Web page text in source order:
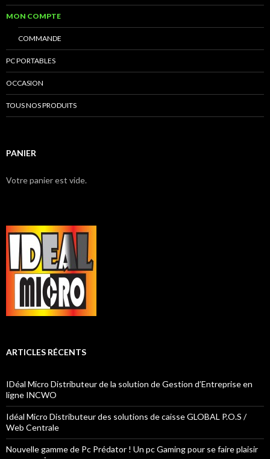
MON COMPTE
COMMANDE
PC PORTABLES
OCCASION
TOUS NOS PRODUITS
PANIER
Votre panier est vide.
ARTICLES RÉCENTS
IDéal Micro Distributeur de la solution de Gestion d’Entreprise en
ligne INCWO
Idéal Micro Distributeur des solutions de caisse GLOBAL P.O.S /
Web Centrale
Nouvelle gamme de Pc Prédator ! Un pc Gaming pour se faire plaisir